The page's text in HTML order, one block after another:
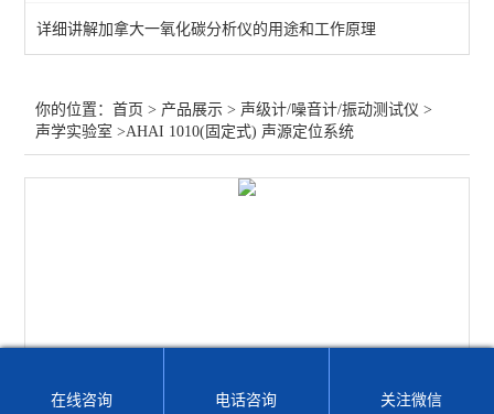
传声器及其他配件
查看全部 >>
详细讲解加拿大一氧化碳分析仪的用途和工作原理
你的位置：首页 > 产品展示 > 声级计/噪音计/振动测试仪 >
声学实验室 >AHAI 1010(固定式) 声源定位系统
在线咨询 电话咨询 关注微信